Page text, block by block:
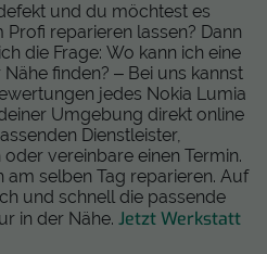
und du möchtest es
reparieren lassen? Dann
die Frage: Wo kann ich eine
finden? – Bei uns kannst
jedes Nokia Lumia
Umgebung direkt online
Dienstleister,
vereinbare einen Termin.
am selben Tag reparieren. Auf
und schnell die passende
in der Nähe. Jetzt Werkstatt